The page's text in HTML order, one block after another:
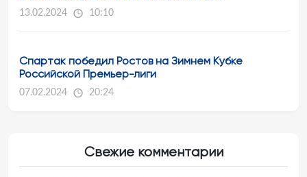
13.02.2024 10:10
Спартак победил Ростов на Зимнем Кубке
Российской Премьер-лиги
07.02.2024 20:24
Свежие комментарии